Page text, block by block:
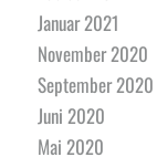
Januar 2021
November 2020
September 2020
Juni 2020
Mai 2020